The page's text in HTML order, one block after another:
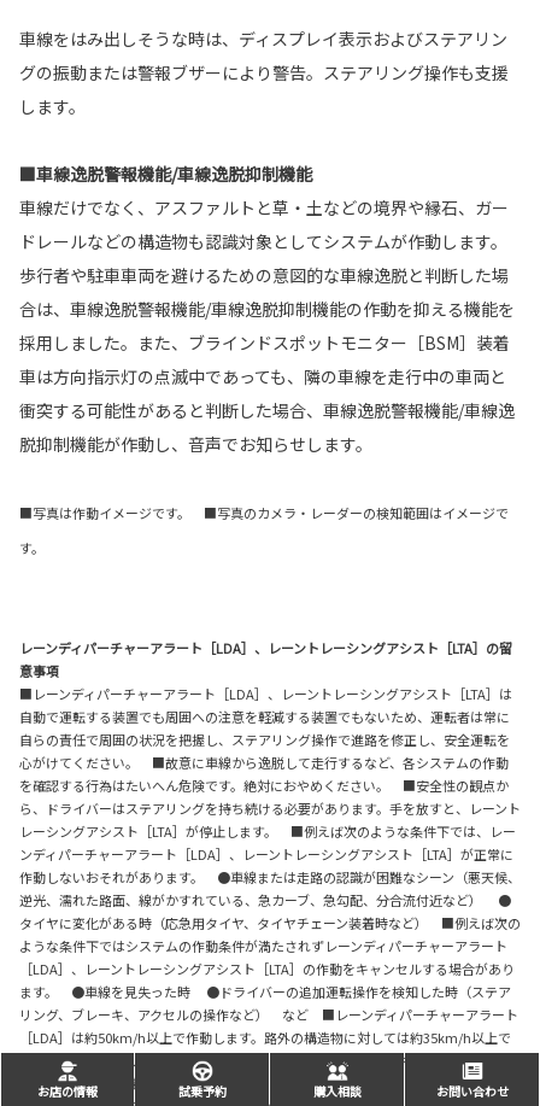
車線をはみ出しそうな時は、ディスプレイ表示およびステアリン
グの振動または警報ブザーにより警告。ステアリング操作も支援
します。
■車線逸脱警報機能/車線逸脱抑制機能
車線だけでなく、アスファルトと草・土などの境界や縁石、ガー
ドレールなどの構造物も認識対象としてシステムが作動します。
歩行者や駐車車両を避けるための意図的な車線逸脱と判断した場
合は、車線逸脱警報機能/車線逸脱抑制機能の作動を抑える機能を
採用しました。また、ブラインドスポットモニター［BSM］装着
車は方向指示灯の点滅中であっても、隣の車線を走行中の車両と
衝突する可能性があると判断した場合、車線逸脱警報機能/車線逸
脱抑制機能が作動し、音声でお知らせします。
■写真は作動イメージです。 ■写真のカメラ・レーダーの検知範囲はイメージで
す。
レーンディパーチャーアラート［LDA］、レーントレーシングアシスト［LTA］の留
意事項
■レーンディパーチャーアラート［LDA］、レーントレーシングアシスト［LTA］は
自動で運転する装置でも周囲への注意を軽減する装置でもないため、運転者は常に
自らの責任で周囲の状況を把握し、ステアリング操作で進路を修正し、安全運転を
心がけてください。 ■故意に車線から逸脱して走行するなど、各システムの作動
を確認する行為はたいへん危険です。絶対におやめください。 ■安全性の観点か
ら、ドライバーはステアリングを持ち続ける必要があります。手を放すと、レーント
レーシングアシスト［LTA］が停止します。 ■例えば次のような条件下では、レー
ンディパーチャーアラート［LDA］、レーントレーシングアシスト［LTA］が正常に
作動しないおそれがあります。 ●車線または走路の認識が困難なシーン（悪天候、
逆光、濡れた路面、線がかすれている、急カーブ、急勾配、分合流付近など） ●
タイヤに変化がある時（応急用タイヤ、タイヤチェーン装着時など） ■例えば次の
ような条件下ではシステムの作動条件が満たされずレーンディパーチャーアラート
［LDA］、レーントレーシングアシスト［LTA］の作動をキャンセルする場合があり
ます。 ●車線を見失った時 ●ドライバーの追加運転操作を検知した時（ステア
リング、ブレーキ、アクセルの操作など） など ■レーンディパーチャーアラート
［LDA］は約50km/h以上で作動します。路外の構造物に対しては約35km/h以上で
作動します。ただし、レーントレーシングアシスト［LTA］支援中は約50km/h未満
でも車線逸脱警報機能が作動します。 ■作動車速以上で走行しドライバーの目で
お店の情報 試乗予約 購入相談 お問い合わせ